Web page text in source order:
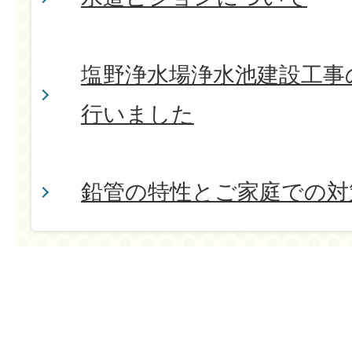
塩野浄水場浄水池建設工
行いました
鉛管の特性とご家庭での